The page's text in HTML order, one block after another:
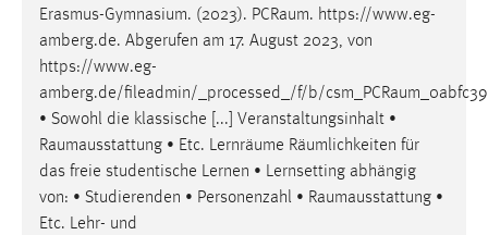
Erasmus-Gymnasium. (2023). PCRaum. https://www.eg-
amberg.de. Abgerufen am 17. August 2023, von
https://www.eg-
amberg.de/fileadmin/_processed_/f/b/
• Sowohl die klassische [...] Veranstaltungsinhalt •
Raumausstattung • Etc. Lernräume Räumlichkeiten für
das freie studentische Lernen • Lernsetting abhängig
von: • Studierenden • Personenzahl • Raumausstattung •
Etc. Lehr- und